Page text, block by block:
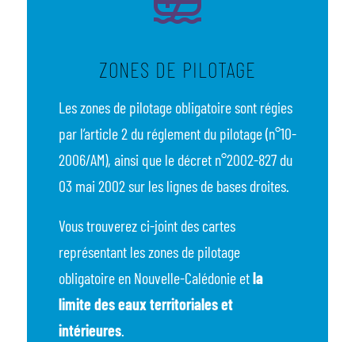
ZONES DE PILOTAGE
Les zones de pilotage obligatoire sont régies
par l’article 2 du réglement du pilotage (n°10-
2006/AM), ainsi que le décret n°2002-827 du
03 mai 2002 sur les lignes de bases droites.
Vous trouverez ci-joint des cartes
représentant les zones de pilotage
obligatoire en Nouvelle-Calédonie etla
limite des eaux territoriales et
intérieures.